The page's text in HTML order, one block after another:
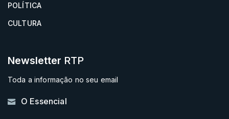
POLÍTICA
CULTURA
Newsletter RTP
Toda a informação no seu email
O Essencial